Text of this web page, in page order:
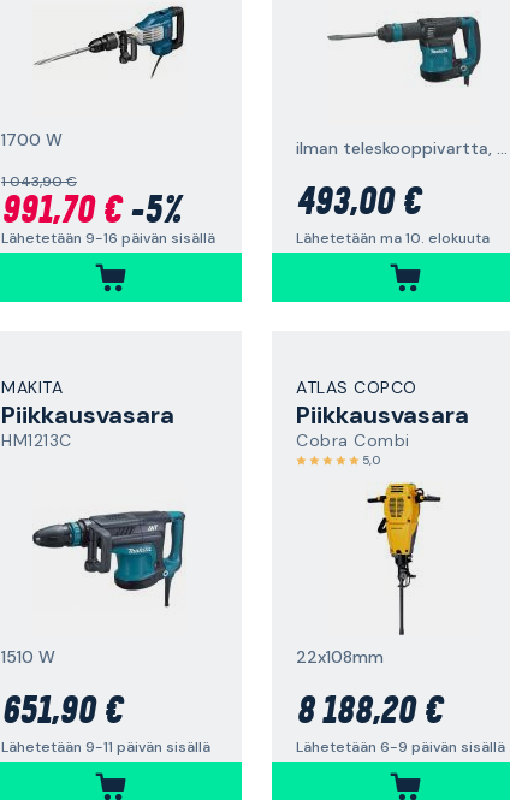
1700 W
1 043,90 €
991,70 €-5%
Lähetetään 9-16 päivän sisällä
ilman teleskooppivartta, 550 W
493,00 €
Lähetetään ma 10. elokuuta
MAKITA
Piikkausvasara
HM1213C
1510 W
651,90 €
Lähetetään 9-11 päivän sisällä
ATLAS COPCO
Piikkausvasara
Cobra Combi
5,0
22x108mm
8 188,20 €
Lähetetään 6-9 päivän sisällä